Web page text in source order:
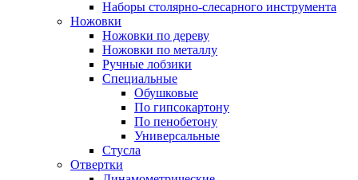
Наборы столярно-слесарного инструмента
Ножовки
Ножовки по дереву
Ножовки по металлу
Ручные лобзики
Специальные
Обушковые
По гипсокартону
По пенобетону
Универсальные
Стусла
Отвертки